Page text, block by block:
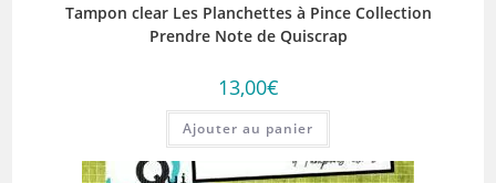
Tampon clear Les Planchettes à Pince Collection
Prendre Note de Quiscrap
13,00€
Ajouter au panier